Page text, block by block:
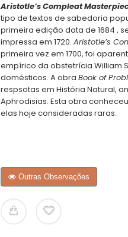
Aristotle’s Compleat
tipo de textos de sabedoria
primeira edição data de 1684 ,
impressa em 1720.Aristotle’s
primeira vez em 1700, foi
empírico da obstetrícia William
domésticos. A obraBook of
respsotas em História Natural,
Aphrodisias. Esta obra
elas hoje consideradas raras.
Outras Observações